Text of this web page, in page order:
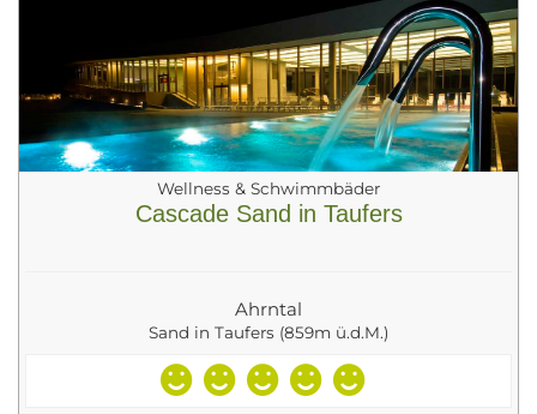
Wellness & Schwimmbäder
Cascade Sand in Taufers
Ahrntal
Sand in Taufers (859m ü.d.M.)